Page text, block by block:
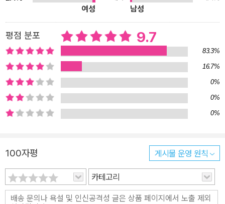
영아가 노인이 되는 2085년에도 노인 10명 중 3명꼴로 ‘빈곤’ 상태
할 수 없는 모두의 문제가 된다. 「에트르」(서유미)의 ‘나’ 또한 다양한
모습의 사회적 약자로 살아간다. ‘나’와 그의 동생은 취업 준비를 하기
위해 서울로 올라왔다. 정치, 경제, 문화, 교육 등 한국 사회의 많은 것
이 수도인 서울을 중심으로 굴러가고, 자연스럽게 권력과 자본이 서
울에 집중되기 때문에 ‘나’와 같은 이른바 ‘지방러’들은 더 많은 기회
를 얻고자 서울로 향한다. “방세 내는 게 버겁지만 대부분의 일자리가
하면 단연 약자다. 기성세대가 당연하게 누리는 많은 것이 청년에게
는 전혀 당연하지 않다. 이제 청년들에게는 더 포기할 것도 남지 않은
듯하다. 작은 존재가 작은 존재를 만났을 때 「중국어 수업」(김미월)의
‘수’는 대학에서 외국인에게 한국어를 가르친다. 사실 ‘수’가 가르치는
여성
남성
평점 분포 9.7
83.3%
16.7%
0%
0%
0%
100자평 게시물 운영 원칙
카테고리